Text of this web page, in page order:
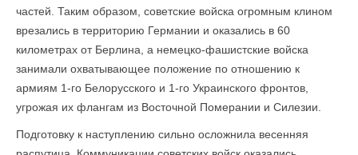
частей. Таким образом, советские войска огромным клином
врезались в территорию Германии и оказались в 60
километрах от Берлина, а немецко-фашистские войска
занимали охватывающее положение по отношению к
армиям 1-го Белорусского и 1-го Украинского фронтов,
угрожая их флангам из Восточной Померании и Силезии.
Подготовку к наступлению сильно осложнила весенняя